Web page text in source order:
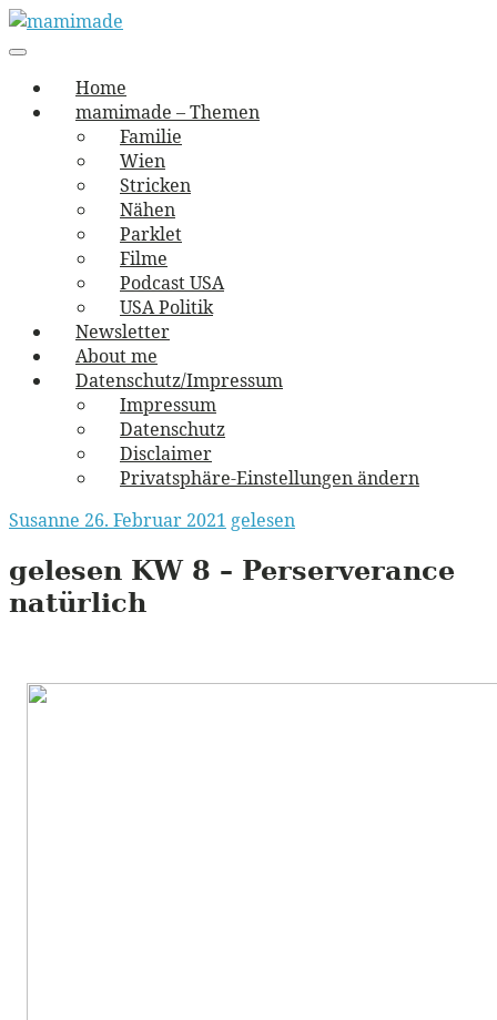
Skip
to
mamimade
vernäht und zugetextet
navigation
Menu
Home
mamimade – Themen
Familie
Wien
Stricken
Nähen
Parklet
Filme
Podcast USA
USA Politik
Newsletter
About me
Datenschutz/Impressum
Impressum
Datenschutz
Disclaimer
Privatsphäre-Einstellungen ändern
Susanne 26. Februar 2021 gelesen
gelesen KW8 – Perserverance
natürlich